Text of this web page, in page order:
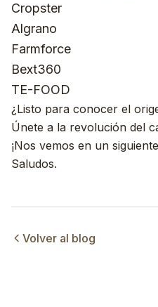
Cropster
Algrano
Farmforce
Bext360
TE-FOOD
¿Listo para conocer el
Únete a la revolución del
¡Nos vemos en un
Saludos.
Volver al blog